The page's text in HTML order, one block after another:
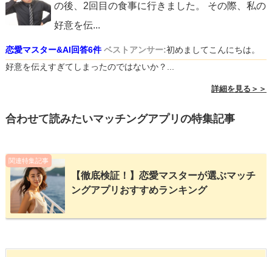
の後、2回目の食事に行きました。 その際、私の
好意を伝...
恋愛マスター&AI回答6件 ベストアンサー:初めましてこんにちは。
好意を伝えすぎてしまったのではないか？...
詳細を見る＞＞
合わせて読みたいマッチングアプリの特集記事
関連特集記事
【徹底検証！】恋愛マスターが選ぶマッチ
ングアプリおすすめランキング